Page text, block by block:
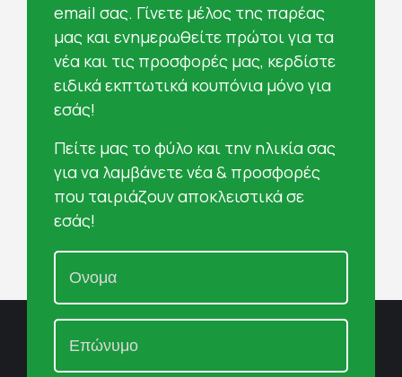
email σας. Γίνετε μέλος της παρέας
μας και ενημερωθείτε πρώτοι για τα
νέα και τις προσφορές μας, κερδίστε
ειδικά εκπτωτικά κουπόνια μόνο για
εσάς!
Πείτε μας το φύλο και την ηλικία σας
για να λαμβάνετε νέα & προσφορές
που ταιριάζουν αποκλειστικά σε
εσάς!